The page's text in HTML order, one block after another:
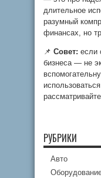
длительное
разумный
финансах, но
📌 Совет: если
бизнеса — не
РУБРИКИ
Авто